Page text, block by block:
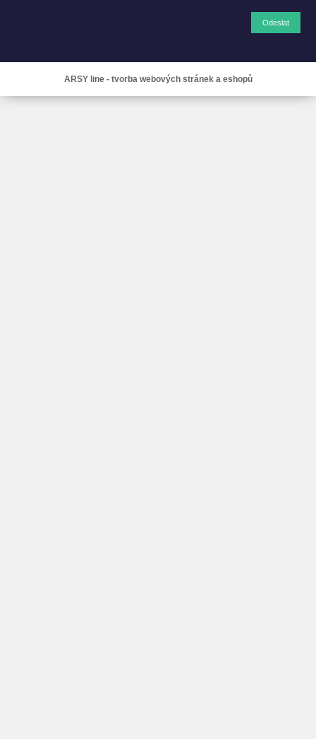
Odeslat
ARSY line - tvorba webových stránek a eshopů